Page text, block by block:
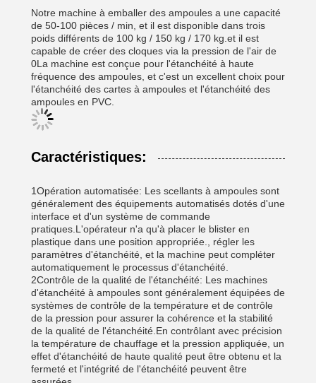
Notre machine à emballer des ampoules a une capacité
de 50-100 pièces / min, et il est disponible dans trois
poids différents de 100 kg / 150 kg / 170 kg.et il est
capable de créer des cloques via la pression de l'air de
0La machine est conçue pour l'étanchéité à haute
fréquence des ampoules, et c'est un excellent choix pour
l'étanchéité des cartes à ampoules et l'étanchéité des
ampoules en PVC.
Caractéristiques:
1Opération automatisée: Les scellants à ampoules sont
généralement des équipements automatisés dotés d'une
interface et d'un système de commande
pratiques.L'opérateur n'a qu'à placer le blister en
plastique dans une position appropriée., régler les
paramètres d'étanchéité, et la machine peut compléter
automatiquement le processus d'étanchéité.
2Contrôle de la qualité de l'étanchéité: Les machines
d'étanchéité à ampoules sont généralement équipées de
systèmes de contrôle de la température et de contrôle
de la pression pour assurer la cohérence et la stabilité
de la qualité de l'étanchéité.En contrôlant avec précision
la température de chauffage et la pression appliquée, un
effet d'étanchéité de haute qualité peut être obtenu et la
fermeté et l'intégrité de l'étanchéité peuvent être